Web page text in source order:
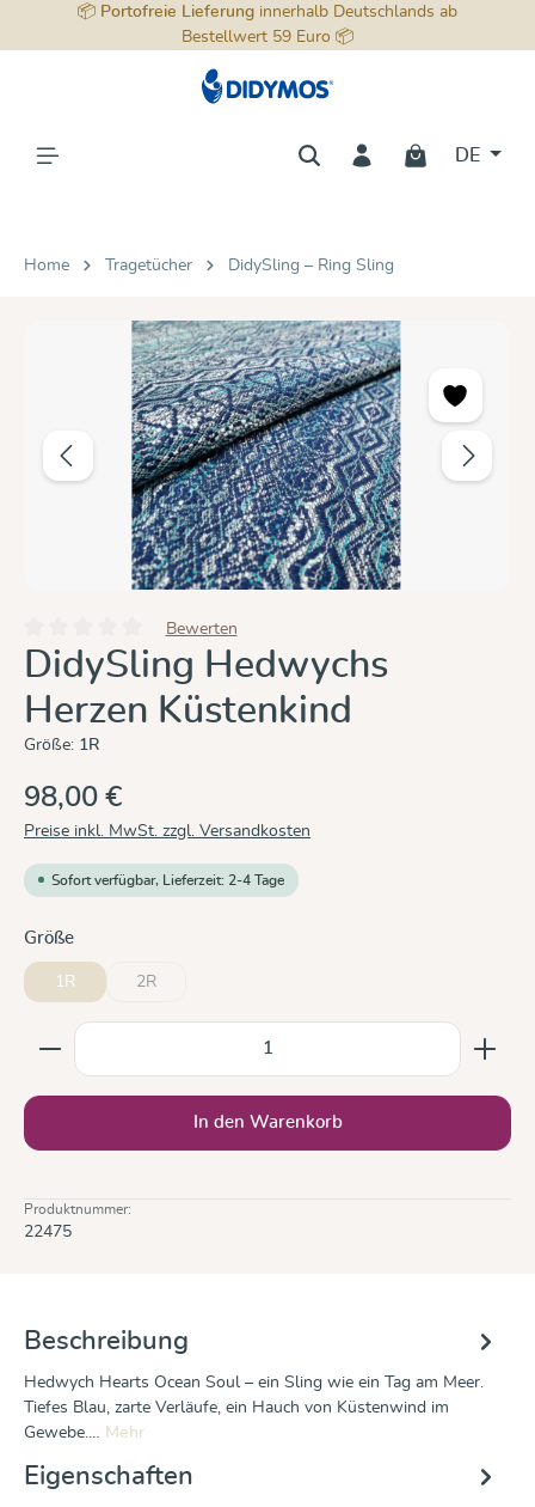
springen
📦 Portofreie Lieferung innerhalb Deutschlands ab
Bestellwert 59 Euro 📦
DE
Home Tragetücher DidySling – Ring Sling
Bildergalerie überspringen
Durchschnittliche Bewertung von 0 von 5 Sternen
Bewerten
DidySling Hedwychs
Herzen Küstenkind
Größe: 1R
98,00 €
Preise inkl. MwSt. zzgl. Versandkosten
Sofort verfügbar, Lieferzeit: 2-4 Tage
Größeauswählen
1R 2R
Produkt Anzahl: Gib den gewünschten Wert ein
In den Warenkorb
Produktnummer:
22475
Beschreibung
Hedwych Hearts Ocean Soul – ein Sling wie ein Tag am Meer.
Tiefes Blau, zarte Verläufe, ein Hauch von Küstenwind im
Gewebe.… Mehr
Eigenschaften